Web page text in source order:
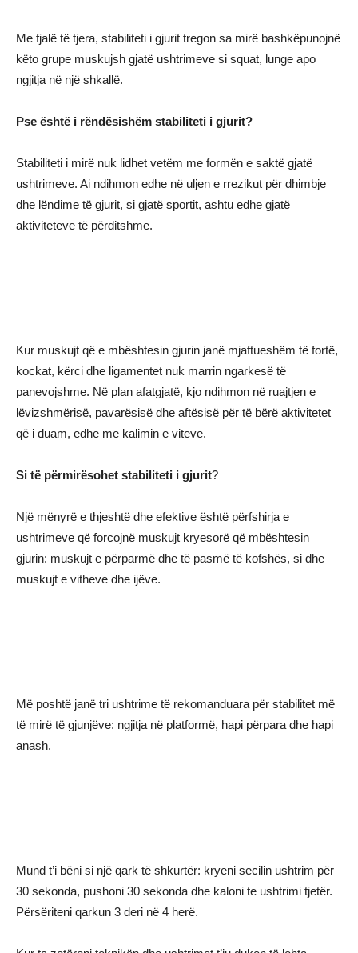
Me fjalë të tjera, stabiliteti i gjurit tregon sa mirë bashkëpunojnë
këto grupe muskujsh gjatë ushtrimeve si squat, lunge apo
ngjitja në një shkallë.
Pse është i rëndësishëm stabiliteti i gjurit?
Stabiliteti i mirë nuk lidhet vetëm me formën e saktë gjatë
ushtrimeve. Ai ndihmon edhe në uljen e rrezikut për dhimbje
dhe lëndime të gjurit, si gjatë sportit, ashtu edhe gjatë
aktiviteteve të përditshme.
Kur muskujt që e mbështesin gjurin janë mjaftueshëm të fortë,
kockat, kërci dhe ligamentet nuk marrin ngarkesë të
panevojshme. Në plan afatgjatë, kjo ndihmon në ruajtjen e
lëvizshmërisë, pavarësisë dhe aftësisë për të bërë aktivitetet
që i duam, edhe me kalimin e viteve.
Si të përmirësohet stabiliteti i gjurit?
Një mënyrë e thjeshtë dhe efektive është përfshirja e
ushtrimeve që forcojnë muskujt kryesorë që mbështesin
gjurin: muskujt e përparmë dhe të pasmë të kofshës, si dhe
muskujt e vitheve dhe ijëve.
Më poshtë janë tri ushtrime të rekomanduara për stabilitet më
të mirë të gjunjëve: ngjitja në platformë, hapi përpara dhe hapi
anash.
Mund t’i bëni si një qark të shkurtër: kryeni secilin ushtrim për
30 sekonda, pushoni 30 sekonda dhe kaloni te ushtrimi tjetër.
Përsëriteni qarkun 3 deri në 4 herë.